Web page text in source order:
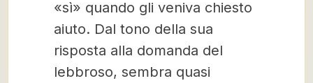
«sì» quando gli veniva chiesto
aiuto. Dal tono della sua
risposta alla domanda del
lebbroso, sembra quasi